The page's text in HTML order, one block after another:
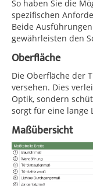
So haben Sie die
spezifischen
Beide
gewährleisten den
Oberfläche
Die Oberfläche der
versehen. Dies
Optik, sondern
sorgt für eine lange
Maßübersicht